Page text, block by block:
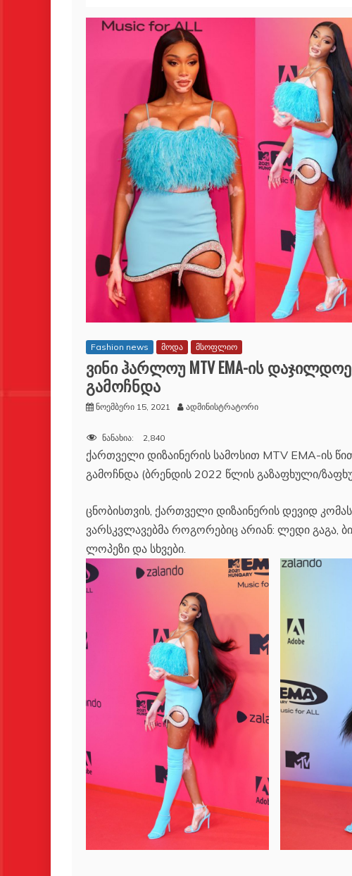
Fashion news მოდა მსოფლიო
ვინი ჰარლოუ MTV EMA-ის
გამოჩნდა
ნოემბერი 15, 2021 ადმინისტრატორი
ნანახია: 2,840
ქართველი დიზაინერის სამოსით MTV EMA-ის
გამოჩნდა (ბრენდის 2022 წლის გაზაფხული/
ცნობისთვის, ქართველი დიზაინერის დევიდ
ვარსკვლავებმა როგორებიც არიან: ლედი გაგა,
ლოპეზი და სხვები.